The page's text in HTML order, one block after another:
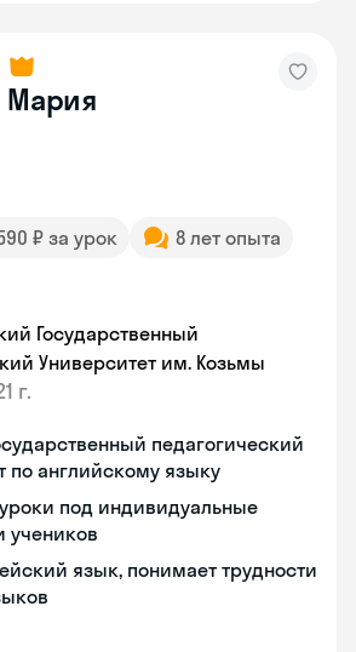
Мария
₽ за урок
8 лет опыта
Государственный
Университет им. Козьмы
г.
педагогический
по английскому языку
под индивидуальные
учеников
язык, понимает трудности